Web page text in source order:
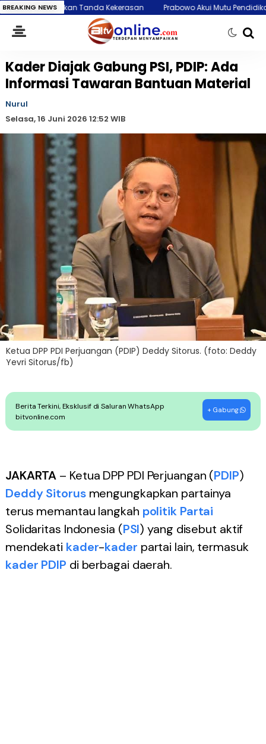
BREAKING NEWS
Tanda Kekerasan Prabowo Akui Mutu Pendidikan RI Masih Kalah
Kader Diajak Gabung PSI, PDIP: Ada
Informasi Tawaran Bantuan Material
Nurul
Selasa, 16 Juni 2026 12:52 WIB
Ketua DPP PDI Perjuangan (PDIP) Deddy Sitorus. (foto: Deddy
Yevri Sitorus/fb)
Berita Terkini, Eksklusif di Saluran WhatsApp
bitvonline.com
+ Gabung
JAKARTA – Ketua DPP PDI Perjuangan (PDIP)
Deddy Sitorusmengungkapkan partainya
terus memantau langkah politik Partai
Solidaritas Indonesia (PSI) yang disebut aktif
mendekati kader-kader partai lain, termasuk
kader PDIP di berbagai daerah.